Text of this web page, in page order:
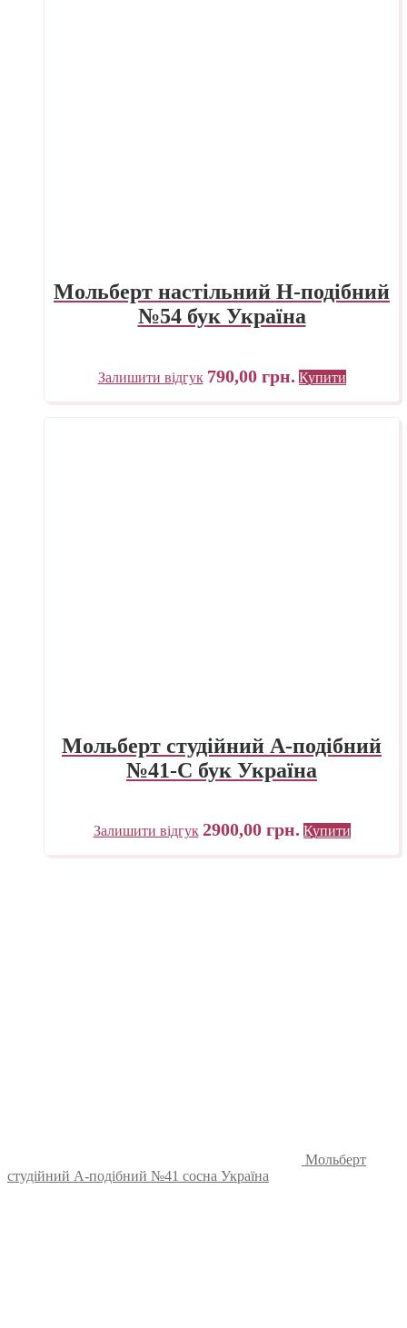
Мольберт настільний Н-подібний
№54 бук Україна
Залишити відгук 790,00 грн. Купити
Мольберт студійний А-подібний
№41-С бук Україна
Залишити відгук 2900,00 грн. Купити
Мольберт
студійний А-подібний №41 сосна Україна